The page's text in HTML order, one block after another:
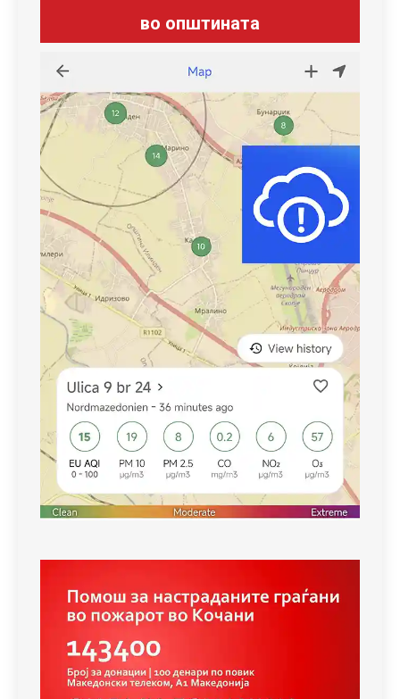
во општината